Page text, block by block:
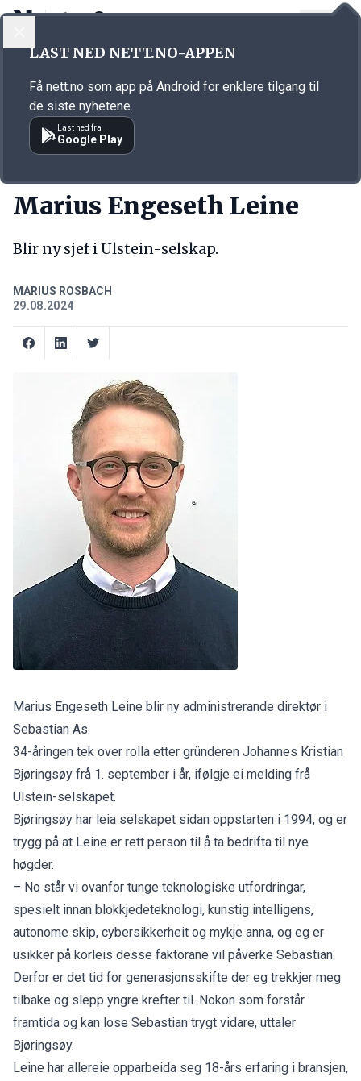
Annonsørinnhold
Marius Engeseth Leine
Blir ny sjef i Ulstein-selskap.
MARIUS ROSBACH
29.08.2024
Marius Engeseth Leine blir ny administrerande direktør i
Sebastian As.
34-åringen tek over rolla etter gründeren Johannes Kristian
Bjøringsøy frå 1. september i år, ifølgje ei melding frå
Ulstein-selskapet.
Bjøringsøy har leia selskapet sidan oppstarten i 1994, og er
trygg på at Leine er rett person til å ta bedrifta til nye
høgder.
– No står vi ovanfor tunge teknologiske utfordringar,
spesielt innan blokkjedeteknologi, kunstig intelligens,
autonome skip, cybersikkerheit og mykje anna, og eg er
usikker på korleis desse faktorane vil påverke Sebastian.
Derfor er det tid for generasjonsskifte der eg trekkjer meg
tilbake og slepp yngre krefter til. Nokon som forstår
framtida og kan lose Sebastian trygt vidare, uttaler
Bjøringsøy.
Leine har allereie opparbeida seg 18-års erfaring i bransjen,
LAST NED NETT.NO-APPEN
Få nett.no som app på Android for enklere tilgang til
de siste nyhetene.
Last ned fra
Google Play